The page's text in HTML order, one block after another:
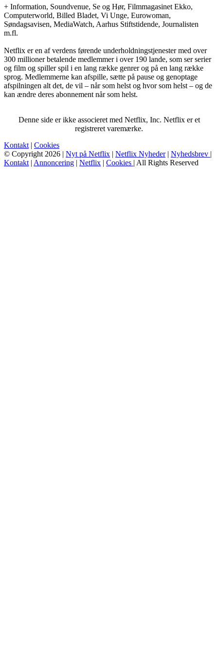
+ Information, Soundvenue, Se og Hør, Filmmagasinet Ekko,
Computerworld, Billed Bladet, Vi Unge, Eurowoman,
Søndagsavisen, MediaWatch, Aarhus Stiftstidende, Journalisten
m.fl.
Netflix er en af verdens førende underholdningstjenester med over
300 millioner betalende medlemmer i over 190 lande, som ser serier
og film og spiller spil i en lang række genrer og på en lang række
sprog. Medlemmerne kan afspille, sætte på pause og genoptage
afspilningen alt det, de vil – når som helst og hvor som helst – og de
kan ændre deres abonnement når som helst.
Denne side er ikke associeret med Netflix, Inc. Netflix er et
registreret varemærke.
Kontakt | Cookies
© Copyright 2026 | Nyt på Netflix | Netflix Nyheder| Nyhedsbrev |
Kontakt | Annoncering | Netflix | Cookies | All Rights Reserved